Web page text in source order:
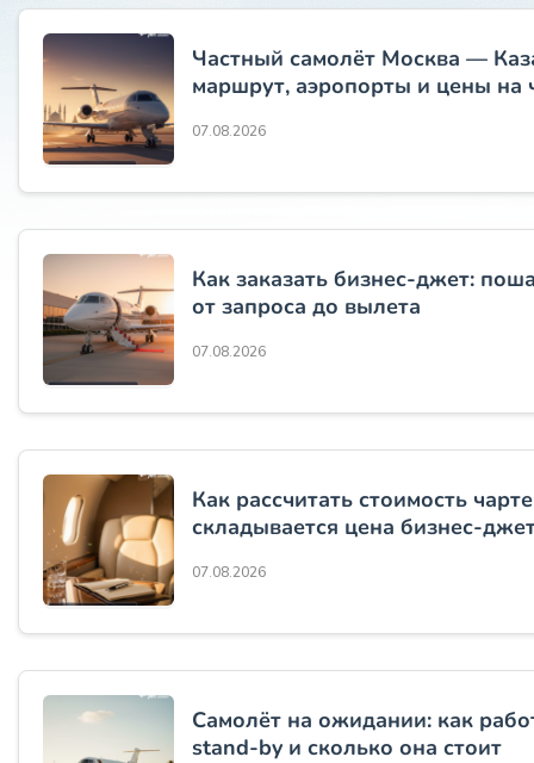
Частный самолёт Москва —
маршрут, аэропорты и цены на
07.08.2026
Как заказать бизнес-джет:
от запроса до вылета
07.08.2026
Как рассчитать стоимость
складывается цена бизнес-
07.08.2026
Самолёт на ожидании: как
stand-by и сколько она стоит